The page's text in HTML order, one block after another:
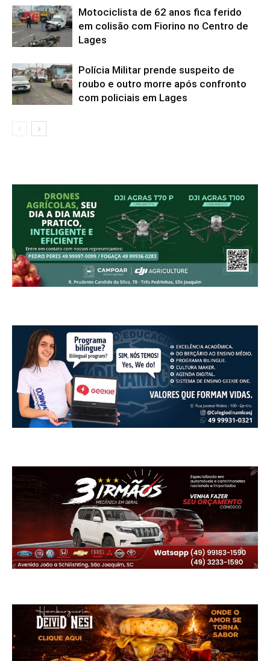
Motociclista de 62 anos fica ferido
em colisão com Fiorino no Centro de
Lages
Polícia Militar prende suspeito de
roubo e outro morre após confronto
com policiais em Lages